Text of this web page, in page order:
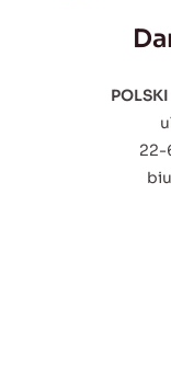
22-